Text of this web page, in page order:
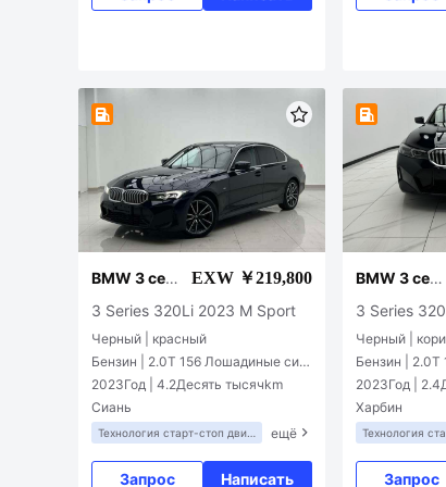
BMW 3 сер
ии
EXW ￥219,800
3 Series 320Li 2023 M Sport
Черный | красный
Бензин | 2.0T 156 Лошадиные сил
ы L4
2023Год | 4.2Десять тысячkm
Сиань
Технология старт-стоп двиг
ещё
Запрос Написать
BMW 3 сер
ии
3 Series
Черный |
Бензин |
ы L4
2023Год |
Харбин
Технология
Запрос